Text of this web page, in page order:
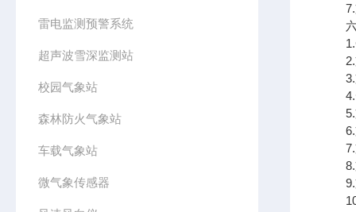
雷电监测预警系统
超声波雪深监测站
校园气象站
森林防火气象站
车载气象站
微气象传感器
7.支
六
2.支
3.支
4.云
5.支
6.支
7.
8.支
9.支
10.